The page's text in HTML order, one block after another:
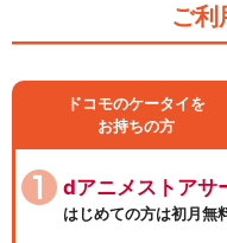
ご利
ドコモのケータイを
お持ちの方
dアニメストアサ
はじめての方は初月無